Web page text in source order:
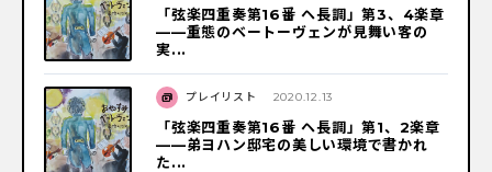
「弦楽四重奏第16番 ヘ長調」第3、4楽章
——重態のベートーヴェンが見舞い客の
実...
プレイリスト 2020.12.13
「弦楽四重奏第16番 ヘ長調」第1、2楽章
——弟ヨハン邸宅の美しい環境で書かれ
た...